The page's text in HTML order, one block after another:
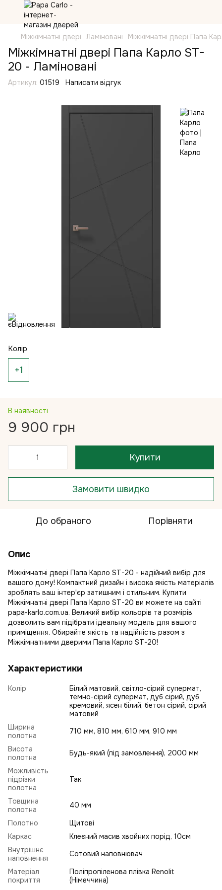
Міжкімнатні двері Ламіновані Міжкімнатні двері Папа
Міжкімнатні двері Папа Карло ST-
20 - Ламіновані
Артикул: 01519 Написати відгук
Колір
+1
В наявності
9 900 грн
Купити
Замовити швидко
До обраного Порівняти
Опис
Міжкімнатні двері Папа Карло ST-20 - надійний вибір для
вашого дому! Компактний дизайн і висока якість матеріалів
зроблять ваш інтер'єр затишним і стильним. Купити
Міжкімнатні двері Папа Карло ST-20 ви можете на сайті
papa-karlo.com.ua. Великий вибір кольорів та розмірів
дозволить вам підібрати ідеальну модель для вашого
приміщення. Обирайте якість та надійність разом з
Міжкімнатними дверими Папа Карло ST-20!
Характеристики
Колір
Білий матовий, світло-сірий супермат,
темно-сірий супермат, дуб сірий, дуб
кремовий, ясен білий, бетон сірий, сірий
матовий
Ширина
полотна
710 мм, 810 мм, 610 мм, 910 мм
Висота
полотна
Будь-який (під замовлення), 2000 мм
Можливість
підрізки
полотна
Так
Товщина
полотна
40 мм
Полотно
Щитові
Каркас
Клеєний масив хвойних порід, 10см
Внутрішнє
наповнення
Сотовий наповнювач
Матеріал
покриття
Поліпропіленова плівка Renolit
(Німеччина)